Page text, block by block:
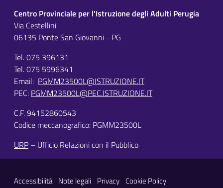
Centro Provinciale per l'Istruzione degli Adulti Perugia
Via Cestellini
06135 Ponte San Giovanni - PG
Tel. 075 396131
Tel. 075 5996341
Email: PGMM23500L@ISTRUZIONE.IT
PEC: PGMM23500L@PEC.ISTRUZIONE.IT
C.F. 94152860543
Codice meccanografico: PGMM23500L
URP – Ufficio Relazioni con il Pubblico
Sezione Link Utili
Accessibilità Note legali Privacy Cookie Policy